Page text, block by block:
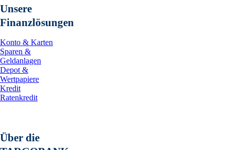
Unsere
Finanzlösungen
Konto & Karten
Sparen &
Geldanlagen
Depot &
Wertpapiere
Kredit
Ratenkredit
Über die